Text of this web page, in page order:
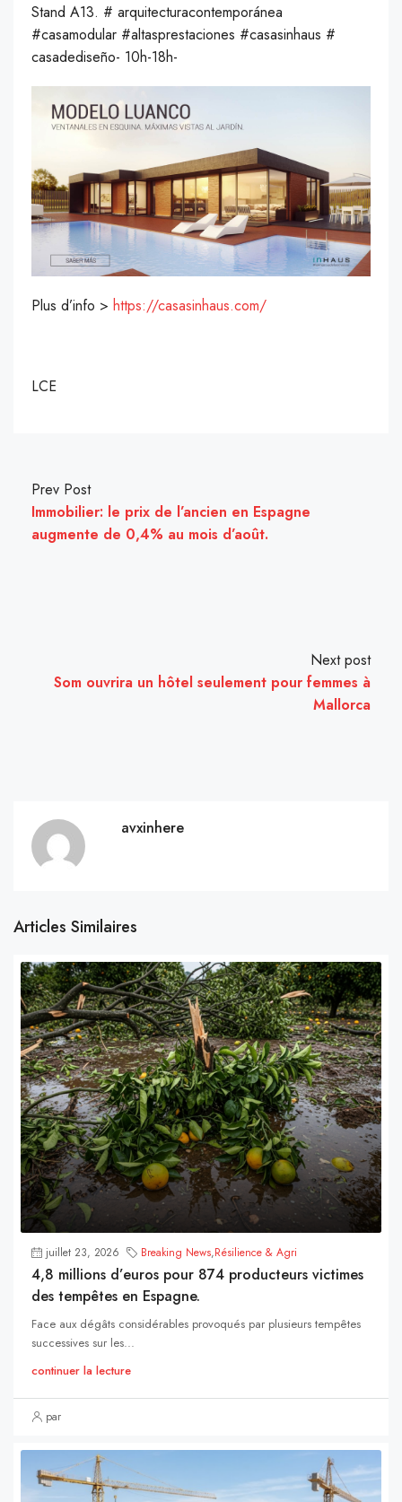
Stand A13. # arquitecturacontemporánea
#casamodular #altasprestaciones #casasinhaus #
casadediseño- 10h-18h-
Plus d’info > https://casasinhaus.com/
LCE
Prev Post
Immobilier: le prix de l’ancien en Espagne
augmente de 0,4% au mois d’août.
Next post
Som ouvrira un hôtel seulement pour femmes à
Mallorca
avxinhere
Articles Similaires
juillet 23, 2026 Breaking News,Résilience & Agri
4,8 millions d’euros pour 874 producteurs victimes
des tempêtes en Espagne.
Face aux dégâts considérables provoqués par plusieurs tempêtes
successives sur les...
continuer la lecture
par